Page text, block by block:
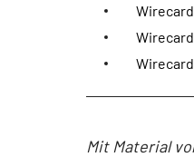
Mit Material